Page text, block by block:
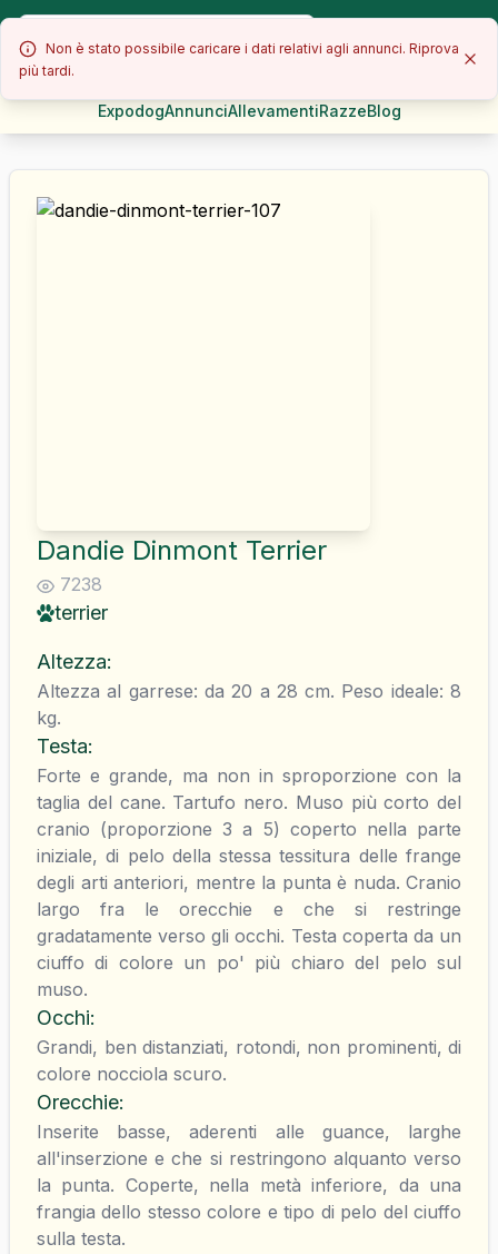
Non è stato possibile caricare i dati relativi agli annunci. Riprova
più tardi.
ExpodogAnnunciAllevamentiRazzeBlog
Dandie Dinmont Terrier
7238
terrier
Altezza:
Altezza al garrese: da 20 a 28 cm. Peso ideale: 8
kg.
Testa:
Forte e grande, ma non in sproporzione con la
taglia del cane. Tartufo nero. Muso più corto del
cranio (proporzione 3 a 5) coperto nella parte
iniziale, di pelo della stessa tessitura delle frange
degli arti anteriori, mentre la punta è nuda. Cranio
largo fra le orecchie e che si restringe
gradatamente verso gli occhi. Testa coperta da un
ciuffo di colore un po' più chiaro del pelo sul
muso.
Occhi:
Grandi, ben distanziati, rotondi, non prominenti, di
colore nocciola scuro.
Orecchie:
Inserite basse, aderenti alle guance, larghe
all'inserzione e che si restringono alquanto verso
la punta. Coperte, nella metà inferiore, da una
frangia dello stesso colore e tipo di pelo del ciuffo
sulla testa.